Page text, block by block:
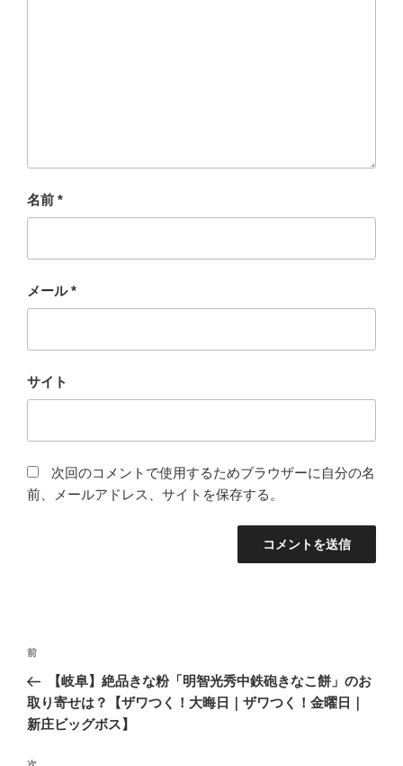
名前 *
メール*
サイト
次回のコメントで使用するためブラウザーに自分の名
前、メールアドレス、サイトを保存する。
投
ナ
ビ
過
去
の
投
前
【岐阜】絶品きな粉「明智光秀中鉄砲きなこ餅」のお
取り寄せは？【ザワつく！大晦日｜ザワつく！金曜日｜
新庄ビッグボス】
次